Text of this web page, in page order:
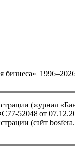
1996–2026
(журнал
52048 от
(сайт